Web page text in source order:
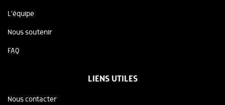
L'équipe
Nous soutenir
FAQ
LIENS UTILES
Nous contacter